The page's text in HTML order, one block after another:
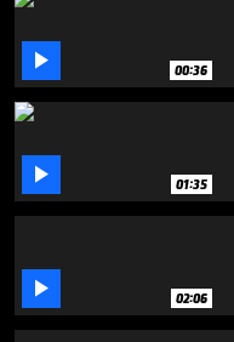
seconds
 00:36
 01:35
 02:06